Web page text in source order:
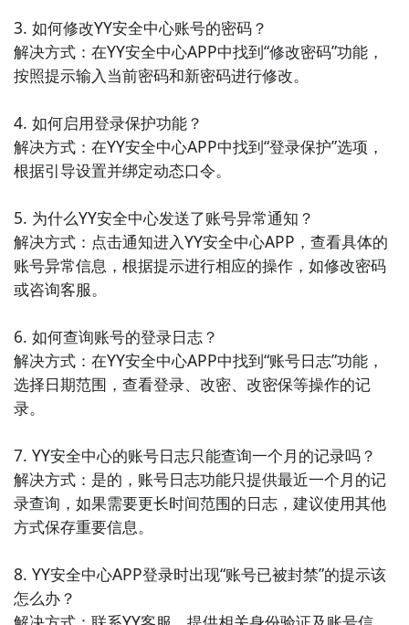
8. 《360清理大师》：360清理大师是一款功能全面的
手机清理应用，可以清理手机垃圾文件、缓存、无用应
9. 《腾讯电脑管家》：腾讯电脑管家是一款综合的电脑
安全工具，提供病毒查杀、系统优化、软件管理等功
10. 《金山毒霸》：金山毒霸是一款知名的电脑安全工
具，提供实时病毒防护、木马查杀、网页安全等功能，
保护用户的电脑免受恶意软件和网络攻击。
3. 如何修改YY安全中心账号的密码？
解决方式：在YY安全中心APP中找到“修改密码”功能，
按照提示输入当前密码和新密码进行修改。
4. 如何启用登录保护功能？
解决方式：在YY安全中心APP中找到“登录保护”选项，
根据引导设置并绑定动态口令。
5. 为什么YY安全中心发送了账号异常通知？
解决方式：点击通知进入YY安全中心APP，查看具体的
账号异常信息，根据提示进行相应的操作，如修改密码
或咨询客服。
6. 如何查询账号的登录日志？
解决方式：在YY安全中心APP中找到“账号日志”功能，
选择日期范围，查看登录、改密、改密保等操作的记
录。
7. YY安全中心的账号日志只能查询一个月的记录吗？
解决方式：是的，账号日志功能只提供最近一个月的记
录查询，如果需要更长时间范围的日志，建议使用其他
方式保存重要信息。
8. YY安全中心APP登录时出现“账号已被封禁”的提示该
怎么办？